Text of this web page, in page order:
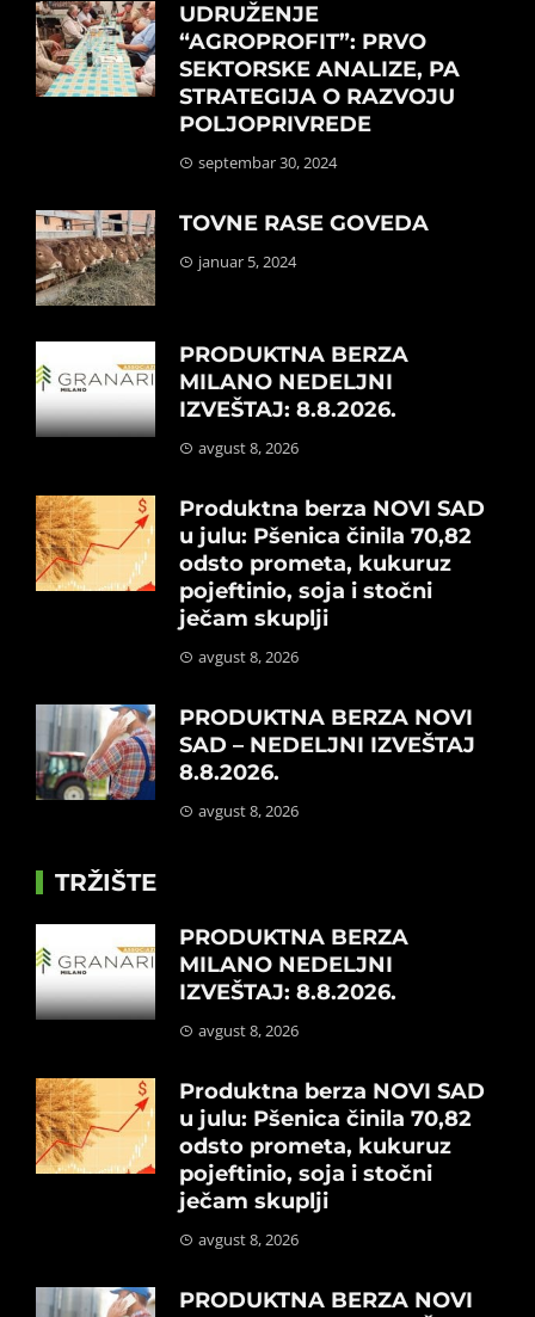
UDRUŽENJE
“AGROPROFIT”: PRVO
SEKTORSKE ANALIZE, PA
STRATEGIJA O RAZVOJU
POLJOPRIVREDE
septembar 30, 2024
TOVNE RASE GOVEDA
januar 5, 2024
PRODUKTNA BERZA
MILANO NEDELJNI
IZVEŠTAJ: 8.8.2026.
avgust 8, 2026
Produktna berza NOVI SAD
u julu: Pšenica činila 70,82
odsto prometa, kukuruz
pojeftinio, soja i stočni
ječam skuplji
avgust 8, 2026
PRODUKTNA BERZA NOVI
SAD – NEDELJNI IZVEŠTAJ
8.8.2026.
avgust 8, 2026
TRŽIŠTE
PRODUKTNA BERZA
MILANO NEDELJNI
IZVEŠTAJ: 8.8.2026.
avgust 8, 2026
Produktna berza NOVI SAD
u julu: Pšenica činila 70,82
odsto prometa, kukuruz
pojeftinio, soja i stočni
ječam skuplji
avgust 8, 2026
PRODUKTNA BERZA NOVI